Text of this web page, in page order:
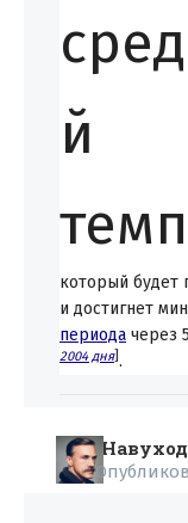
й
который будет
и достигнет
периода через
2004 дня] .